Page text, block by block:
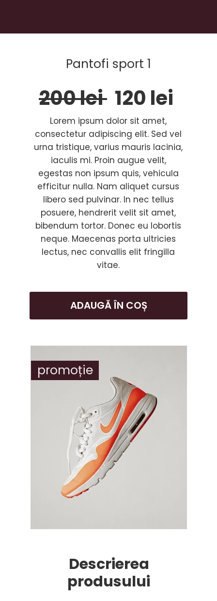
promoție
Pantofi sport 1
200 lei 120 lei
Lorem ipsum dolor sit amet,
consectetur adipiscing elit. Sed vel
urna tristique, varius mauris lacinia,
iaculis mi. Proin augue velit,
egestas non ipsum quis, vehicula
efficitur nulla. Nam aliquet cursus
libero sed pulvinar. In nec tellus
posuere, hendrerit velit sit amet,
bibendum tortor. Donec eu lobortis
neque. Maecenas porta ultricies
lectus, nec convallis elit fringilla
vitae.
ADAUGĂ ÎN COȘ
Descrierea
produsului